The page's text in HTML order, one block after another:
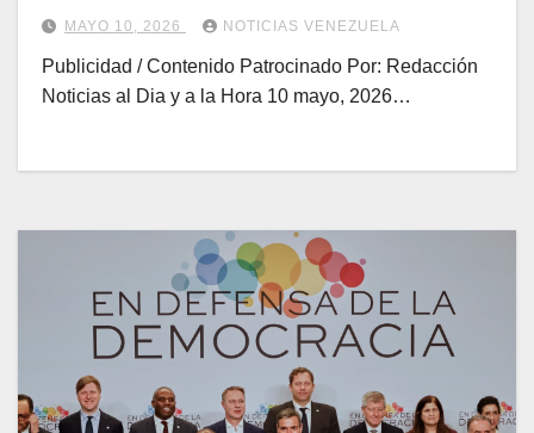
MAYO 10, 2026 NOTICIAS VENEZUELA
Publicidad / Contenido Patrocinado Por: Redacción
Noticias al Dia y a la Hora 10 mayo, 2026…